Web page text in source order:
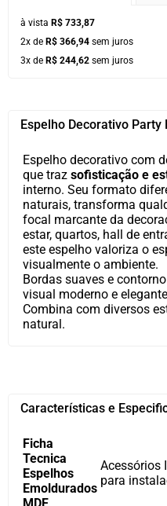
à vista R$ 733,87
2x de R$ 366,94 sem juros
3x de R$ 244,62 sem juros
Espelho Decorativo
Espelho decorativo com
que traz sofisticação e
interno. Seu formato
naturais, transforma
focal marcante da
estar, quartos, hall de
este espelho valoriza o
visualmente o ambiente.
Bordas suaves e
visual moderno e
Combina com diversos
natural.
Características e
Ficha
Tecnica
Espelhos
Emoldurados
Acessórios
para